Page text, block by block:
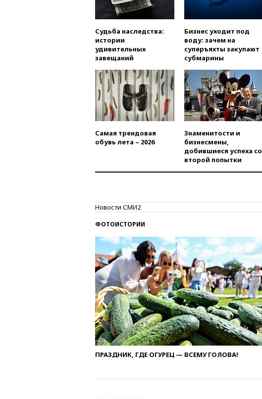
Судьба наследства:
истории
удивительных
завещаний
Бизнес уходит под
воду: зачем на
суперъяхты закупают
субмарины
Самая трендовая
обувь лета – 2026
Знаменитости и
бизнесмены,
добившиеся успеха со
второй попытки
Новости СМИ2
ФОТОИСТОРИИ
ПРАЗДНИК, ГДЕ ОГУРЕЦ — ВСЕМУ ГОЛОВА!